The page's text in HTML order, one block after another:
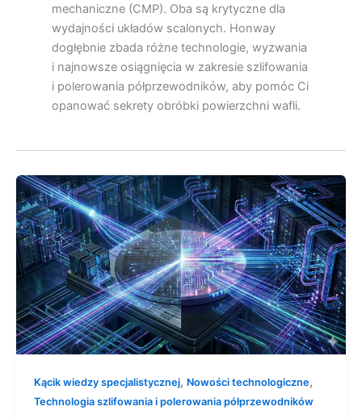
mechaniczne (CMP). Oba są krytyczne dla
wydajności układów scalonych. Honway
dogłębnie zbada różne technologie, wyzwania
i najnowsze osiągnięcia w zakresie szlifowania
i polerowania półprzewodników, aby pomóc Ci
opanować sekrety obróbki powierzchni wafli.
Kącik wiedzy specjalistycznej, Nowości technologiczne,
Technologia szlifowania i polerowania półprzewodników